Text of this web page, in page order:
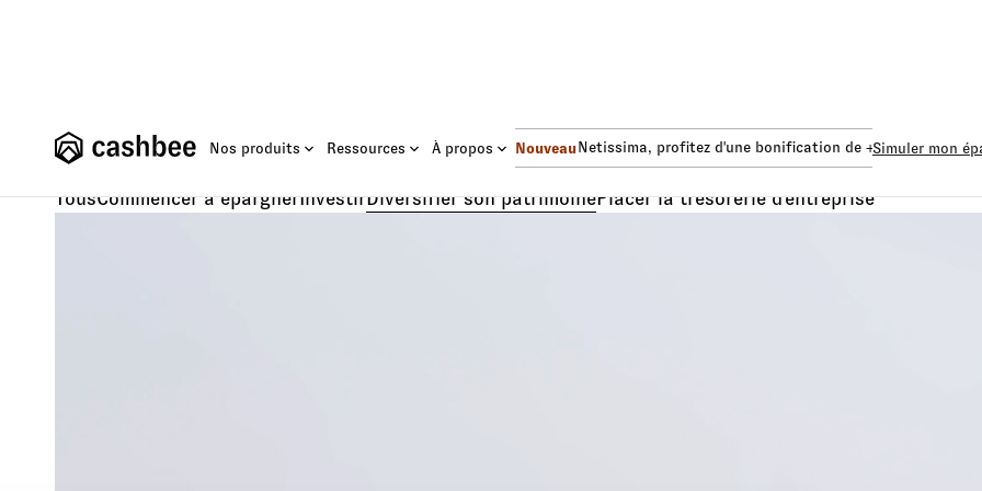
Nos produits Ressources À propos Nouveau
Fonds Euro Netissima, profitez d'une bonification de +1,50%. Fonds
Simuler mon
TousCommencer à épargnerInvestirDiversifier son patrimoinePlacer la trésorerie d'entreprise